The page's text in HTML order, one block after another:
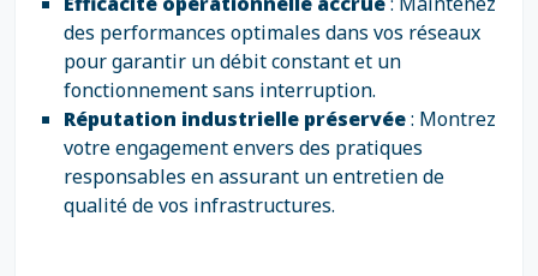
des performances optimales dans vos réseaux
pour garantir un débit constant et un
fonctionnement sans interruption.
Réputation industrielle préservée: Montrez
votre engagement envers des pratiques
responsables en assurant un entretien de
qualité de vos infrastructures.